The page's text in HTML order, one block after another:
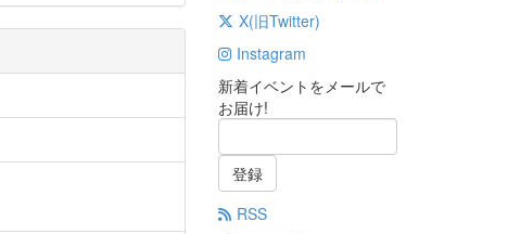
X(旧Twitter)
Instagram
新着イベントをメールで
お届け!
登録
RSS